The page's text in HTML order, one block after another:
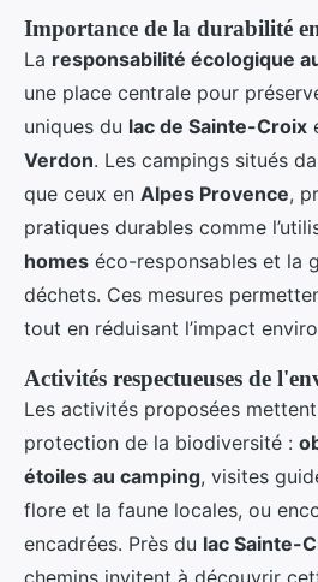
Importance de la durabilité
La responsabilité écologique
une place centrale pour
uniques du lac de Sainte-Croix
Verdon. Les campings situés
que ceux en Alpes Provence,
pratiques durables comme
homes éco-responsables et la
déchets. Ces mesures
tout en réduisant l’impact
Activités respectueuses de
Les activités proposées
protection de la biodiversité :
étoiles au camping, visites
flore et la faune locales, ou
encadrées. Près du lac Sainte-